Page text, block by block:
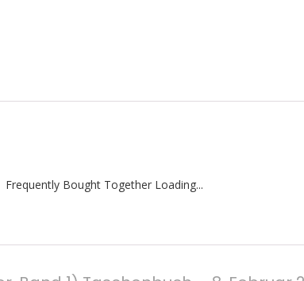
Frequently Bought Together Loading...